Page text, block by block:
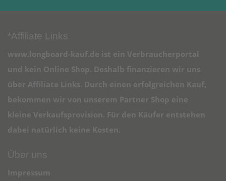
*Affiliate Links
www.longboard-kauf.de ist ein Verbraucherportal
und kein Online Shop. Deshalb finanzieren wir uns
über Affiliate Links. Durch einen erfolgreichen Kauf,
bekommen wir von unserem Partner Shop eine
kleine Verkaufsprovision. Für den Käufer entstehen
dabei natürlich keine Kosten.
Über uns
Impressum